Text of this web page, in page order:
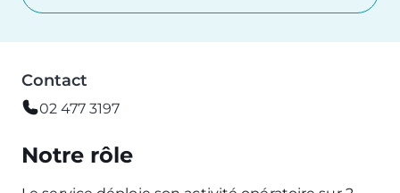
Contact
02 477 3197
Notre rôle